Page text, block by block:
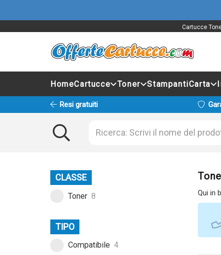
Cartucce
HomeCartucce Toner StampantiCarta
Resi gratuiti
CLASSE
Toner 8
TIPO
Compatibile 4
Qui in